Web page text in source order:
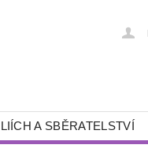
A SBĚRATELSTVÍ